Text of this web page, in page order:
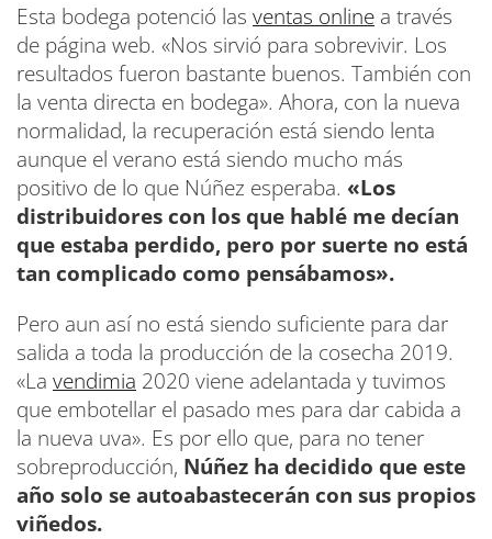
Esta bodega potenció las ventas online a través
de página web. «Nos sirvió para sobrevivir. Los
resultados fueron bastante buenos. También con
la venta directa en bodega». Ahora, con la nueva
normalidad, la recuperación está siendo lenta
aunque el verano está siendo mucho más
positivo de lo que Núñez esperaba. «Los
distribuidores con los que hablé me decían
que estaba perdido, pero por suerte no está
tan complicado como pensábamos».
Pero aun así no está siendo suficiente para dar
salida a toda la producción de la cosecha 2019.
«La vendimia 2020 viene adelantada y tuvimos
que embotellar el pasado mes para dar cabida a
la nueva uva». Es por ello que, para no tener
sobreproducción, Núñez ha decidido que este
año solo se autoabastecerán con sus propios
viñedos.